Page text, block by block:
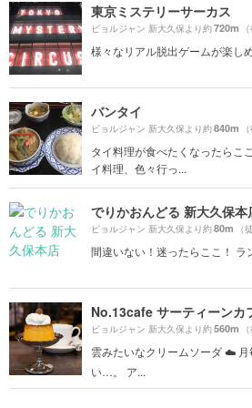
東京ミステリーサーカス
ビョルジャン 新大久保より約720m
様々なリアル脱出ゲームが楽し
バンタイ
ビョルジャン 新大久保より約840m
タイ料理が食べたくなったらこ
イ料理、色々行っ...
でりかおんどる 新大久保本
ビョルジャン 新大久保より約80m （
間違いない！迷ったらここ！ ラ
No.13cafe サーティーンカ
ビョルジャン 新大久保より約560m
雲みたいなクリームソーダ︎ ☁️
い…。 ア...